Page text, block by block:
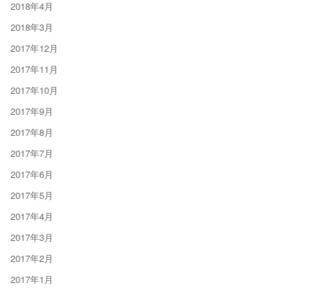
2018年4月
2018年3月
2017年12月
2017年11月
2017年10月
2017年9月
2017年8月
2017年7月
2017年6月
2017年5月
2017年4月
2017年3月
2017年2月
2017年1月